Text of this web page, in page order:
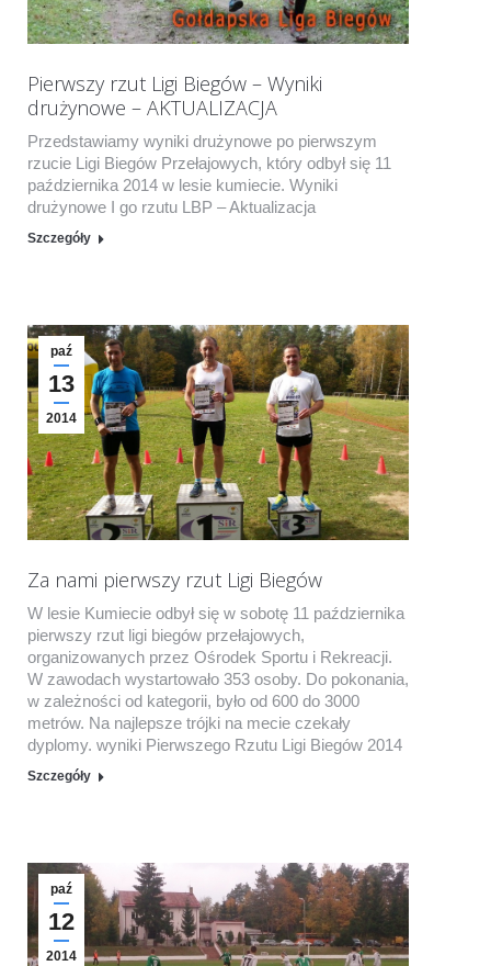
Pierwszy rzut Ligi Biegów – Wyniki
drużynowe – AKTUALIZACJA
Przedstawiamy wyniki drużynowe po pierwszym
rzucie Ligi Biegów Przełajowych, który odbył się 11
października 2014 w lesie kumiecie. Wyniki
drużynowe I go rzutu LBP – Aktualizacja
Szczegóły
paź
13
2014
Za nami pierwszy rzut Ligi Biegów
W lesie Kumiecie odbył się w sobotę 11 października
pierwszy rzut ligi biegów przełajowych,
organizowanych przez Ośrodek Sportu i Rekreacji.
W zawodach wystartowało 353 osoby. Do pokonania,
w zależności od kategorii, było od 600 do 3000
metrów. Na najlepsze trójki na mecie czekały
dyplomy. wyniki Pierwszego Rzutu Ligi Biegów 2014
Szczegóły
paź
12
2014